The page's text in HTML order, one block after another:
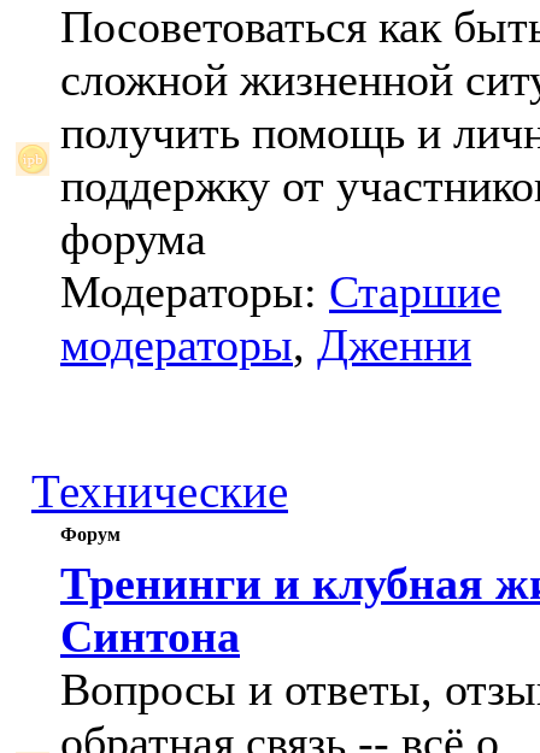
Посоветоваться как
сложной жизненной
получить помощь и
поддержку от
форума
Модераторы: Старшие
модераторы, Дженни
Технические
Форум
Тренинги и клубная
Синтона
Вопросы и ответы,
обратная связь -- всё о